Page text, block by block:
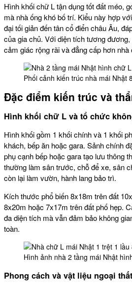
Hình khối chữ L tận dụng tốt đất méo,
mà nhà ống khó bố trí. Kiểu này hợp
đại tối giản đến tân cổ điển châu Âu,
của gia chủ. Với diện tích tương
cảm giác rộng rãi và đẳng cấp hơn nhà
Phối cảnh kiến trúc nhà mái Nhật
Đặc điểm kiến trúc và
Hình khối chữ L và tổ chức
Hình khối gồm 1 khối chính và 1 khối
khách, bếp ăn hoặc gara. Sảnh chính
phụ cạnh bếp hoặc gara tạo lưu thông
thường làm sân trước, chỗ để xe, sân
còn lại làm vườn, hành lang bảo trì.
Kích thước phổ biến 8x18m trên đất
8x20m hoặc 7x17m trên đất phố hẹp.
đa diện tích mà vẫn đảm bảo không
toàn.
Hình ảnh nhà 2 tầng mái Nhật
Phong cách và vật liệu ngoại thất